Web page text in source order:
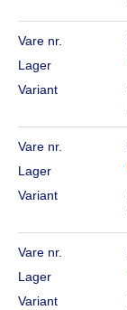
Vare nr.
Lager
Variant
Vare nr.
Lager
Variant
Vare nr.
Lager
Variant